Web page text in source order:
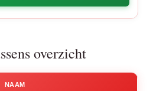
overzicht
NAAM